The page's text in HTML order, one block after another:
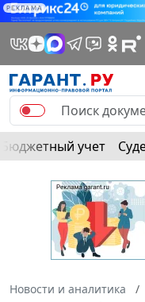
РЕКЛАМА
Бюджетный учет
Новости и аналитика